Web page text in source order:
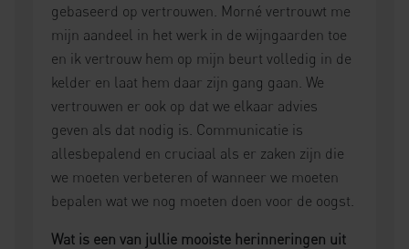
gebaseerd op vertrouwen. Morné vertrouwt me
mijn aandeel in het werk in de wijngaarden toe
en ik vertrouw hem op mijn beurt volledig in de
kelder en laat hem daar zijn gang gaan. We
vertrouwen er ook op dat we elkaar advies
geven als dat nodig is. Communicatie is
allesbepalend en cruciaal als er zaken zijn die
we moeten verbeteren of wanneer we moeten
bepalen wat we nog moeten doen voor de oogst.
Wat is een van jullie mooiste herinneringen uit